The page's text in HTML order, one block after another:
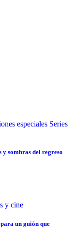
especiales Series
y sombras del regreso
y cine
un guión que